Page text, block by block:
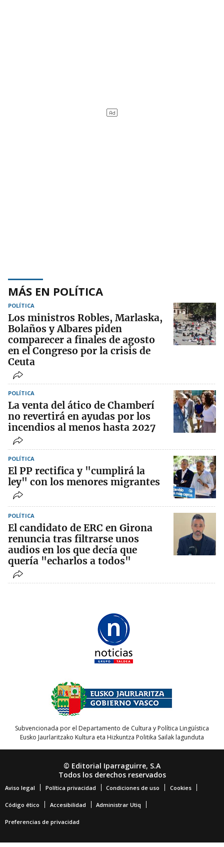
MÁS EN POLÍTICA
POLÍTICA
Los ministros Robles, Marlaska,
Bolaños y Albares piden
comparecer a finales de agosto
en el Congreso por la crisis de
Ceuta
POLÍTICA
La venta del ático de Chamberí
no revertirá en ayudas por los
incendios al menos hasta 2027
POLÍTICA
El PP rectifica y "cumplirá la
ley" con los menores migrantes
POLÍTICA
El candidato de ERC en Girona
renuncia tras filtrarse unos
audios en los que decía que
quería "echarlos a todos"
Subvencionada por el Departamento de Cultura y Política Lingüística
Eusko Jaurlaritzako Kultura eta Hizkuntza Politika Sailak lagunduta
© Editorial Iparraguirre, S.A
Todos los derechos reservados
Aviso legal Política privacidad Condiciones de uso Cookies
Código ético Accesibilidad Administrar Utiq
Preferencias de privacidad